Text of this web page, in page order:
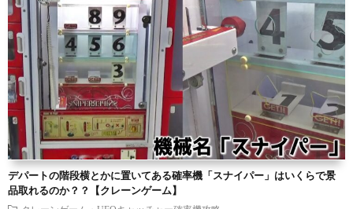
デパートの階段横とかに置いてある確率機「スナイパー」はいくらで景
品取れるのか？？【クレーンゲーム】